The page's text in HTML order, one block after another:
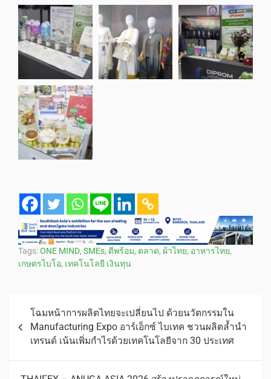
Tags:ONE MIND, SMEs, ดีพร้อม, ตลาด, ผ้าไทย, อาหารไทย,
เกษตรไบโอ, เทคโนโลยี เงินทุน
โฉมหน้าการผลิตไทยจะเปลี่ยนไป ด้วยนวัตกรรมใน
Manufacturing Expo อาร์เอ็กซ์ ไบเทค ชวนผลิตล้ำนำ
เทรนด์ เน้นเพิ่มกำไรด้วยเทคโนโลยีจาก 30 ประเทศ